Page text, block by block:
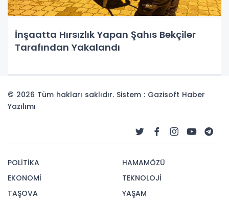
İnşaatta Hırsızlık Yapan Şahıs Bekçiler
Tarafından Yakalandı
© 2026 Tüm hakları saklıdır. Sistem : Gazisoft Haber
Yazılımı
POLİTİKA
EKONOMİ
TAŞOVA
HAMAMÖZÜ
TEKNOLOJİ
YAŞAM